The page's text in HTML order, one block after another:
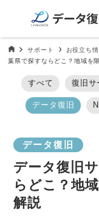
サービスの案内
復旧費用と納期
サービスの流れ
対応メディア
データ復旧事例
お客様の声
データ復旧HOME
サポート お役立ち
葉県で探すならどこ？地域を
すべて 復旧サ
データ復旧
データ復旧
データ復旧
らどこ？地
解説